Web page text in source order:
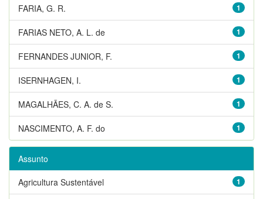
1
FARIA, G. R.
1
FARIAS NETO, A. L. de
1
FERNANDES JUNIOR, F.
1
ISERNHAGEN, I.
1
MAGALHÃES, C. A. de S.
1
NASCIMENTO, A. F. do
Assunto
1
Agricultura Sustentável